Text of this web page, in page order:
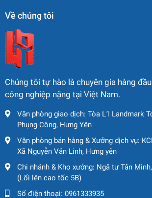
Về chúng tôi
Chúng tôi tự hào là chuyên gia hàng
công nghiệp nặng tại Việt Nam.
Văn phòng giao dịch: Tòa L1 Landmark
Phụng Công, Hưng Yên
Văn phòng bán hàng & Xưởng dịch vụ:
Xã Nguyễn Văn Linh, Hưng yên
Chi nhánh & Kho xưởng: Ngã tư Tân
(Lối lên cao tốc 5B)
Số điện thoại: 0961333935